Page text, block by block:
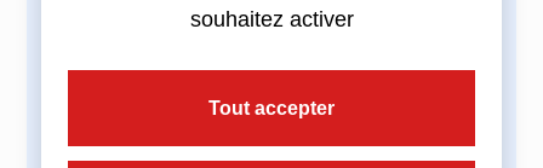
souhaitez activer
Tout accepter